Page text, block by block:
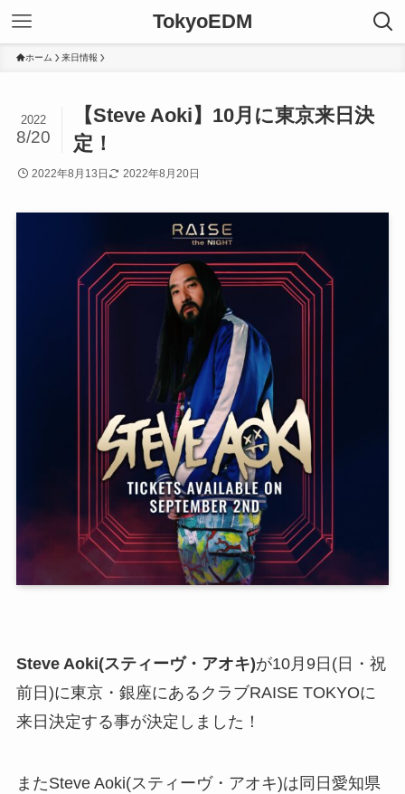
TokyoEDM
ホーム 来日情報
【Steve Aoki】10月に東京来日決
定！
2022
8/20
2022年8月13日 2022年8月20日
Steve Aoki(スティーヴ・アオキ)が10月9日(日・祝
前日)に東京・銀座にあるクラブRAISE TOKYOに
来日決定する事が決定しました！
またSteve Aoki(スティーヴ・アオキ)は同日愛知県